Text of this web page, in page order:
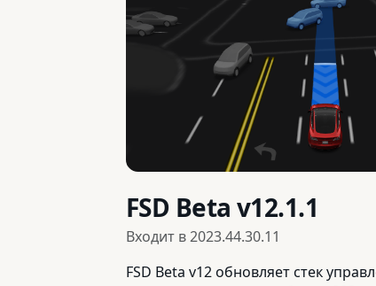
FSD Beta v12.1.1
Входит в2023.44.30.11
FSD Beta v12 обновляет стек